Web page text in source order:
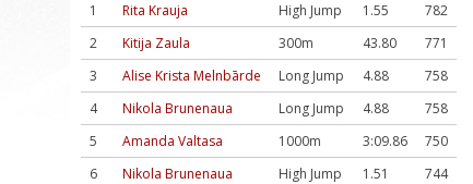
1 Rita Krauja High Jump 1.55
782
2
Kitija Zaula 300m 43.80
771
3
Alise Krista Melnbārde Long Jump 4.88
758
4
Nikola Brunenaua Long Jump 4.88
758
5
Amanda Valtasa 1000m 3:09.86
750
6
Nikola Brunenaua High Jump 1.51
744